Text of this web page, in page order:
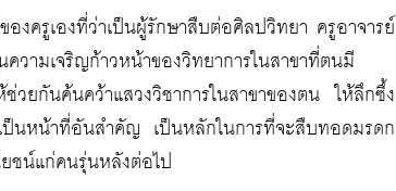
ครูเองที่ว่าเป็นผู้รักษาสืบต่อศิลปวิทยา ครูอาจารย์
วามเจริญก้าวหน้าของวิทยาการในสาขาที่ตนมี
ยกันค้นคว้าแสวงวิชาการในสาขาของตน ให้ลึกซึ้ง
ป็นหน้าที่อันสำคัญ เป็นหลักในการที่จะสืบทอดมรดก
ชน์แก่คนรุ่นหลังต่อไป